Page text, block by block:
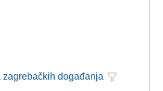
zagrebačkih događanja